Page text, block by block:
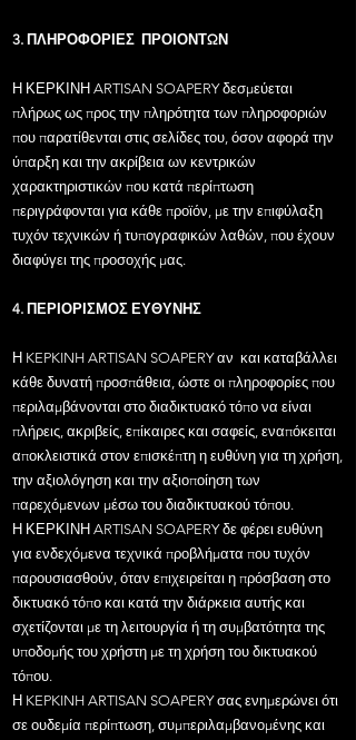
3. ΠΛΗΡΟΦΟΡΙΕΣ ΠΡΟΙΟΝΤΩΝ
Η ΚΕΡΚΙΝΗ ARTISAN SOAPERY δεσμεύεται
πλήρως ως προς την πληρότητα των πληροφοριών
που παρατίθενται στις σελίδες του, όσον αφορά την
ύπαρξη και την ακρίβεια ων κεντρικών
χαρακτηριστικών που κατά περίπτωση
περιγράφονται για κάθε προϊόν, με την επιφύλαξη
τυχόν τεχνικών ή τυπογραφικών λαθών, που έχουν
διαφύγει της προσοχής μας.
4. ΠΕΡΙΟΡΙΣΜΟΣ ΕΥΘΥΝΗΣ
Η KEPKINH ARTISAN SOAPERY αν και καταβάλλει
κάθε δυνατή προσπάθεια, ώστε οι πληροφορίες που
περιλαμβάνονται στο διαδικτυακό τόπο να είναι
πλήρεις, ακριβείς, επίκαιρες και σαφείς, εναπόκειται
αποκλειστικά στον επισκέπτη η ευθύνη για τη χρήση,
την αξιολόγηση και την αξιοποίηση των
παρεχόμενων μέσω του διαδικτυακού τόπου.
Η ΚΕΡΚΙΝΗ ARTISAN SOAPERY δε φέρει ευθύνη
για ενδεχόμενα τεχνικά προβλήματα που τυχόν
παρουσιασθούν, όταν επιχειρείται η πρόσβαση στο
δικτυακό τόπο και κατά την διάρκεια αυτής και
σχετίζονται με τη λειτουργία ή τη συμβατότητα της
υποδομής του χρήστη με τη χρήση του δικτυακού
τόπου.
Η KEPKINH ARTISAN SOAPERY σας ενημερώνει ότι
σε ουδεμία περίπτωση, συμπεριλαμβανομένης και